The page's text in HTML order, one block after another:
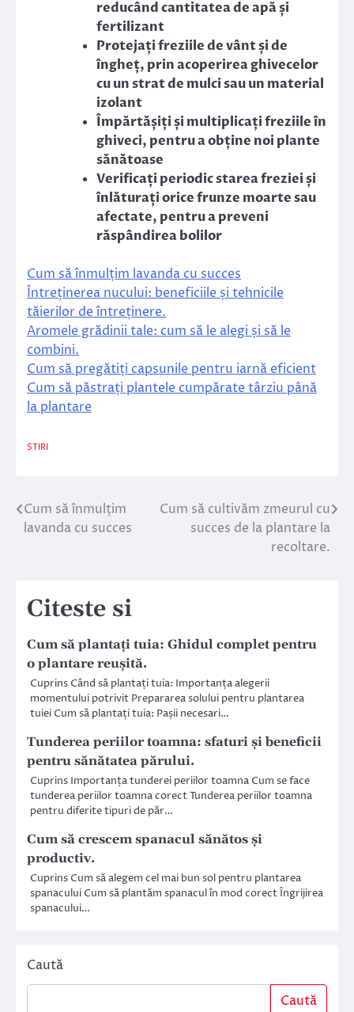
reducând cantitatea de apă și
fertilizant
Protejați freziile de vânt și de
îngheț, prin acoperirea ghivecelor
cu un strat de mulci sau un material
izolant
Împărtășiți și multiplicați freziile în
ghiveci, pentru a obține noi plante
sănătoase
Verificați periodic starea freziei și
înlăturați orice frunze moarte sau
afectate, pentru a preveni
răspândirea bolilor
Cum să înmulțim lavanda cu succes
Întreținerea nucului: beneficiile și tehnicile
tăierilor de întreținere.
Aromele grădinii tale: cum să le alegi și să le
combini.
Cum să pregătiți capsunile pentru iarnă eficient
Cum să păstrați plantele cumpărate târziu până
la plantare
STIRI
Navigare
Cum să înmulțim
lavanda cu succes
Cum să cultivăm zmeurul cu
succes de la plantare la
recoltare.
Citeste si
Cum să plantați tuia: Ghidul complet pentru
o plantare reușită.
Cuprins Când să plantați tuia: Importanța alegerii
momentului potrivit Prepararea solului pentru plantarea
tuiei Cum să plantați tuia: Pașii necesari…
Tunderea periilor toamna: sfaturi și beneficii
pentru sănătatea părului.
Cuprins Importanța tunderei periilor toamna Cum se face
tunderea periilor toamna corect Tunderea periilor toamna
pentru diferite tipuri de păr…
Cum să crescem spanacul sănătos și
productiv.
Cuprins Cum să alegem cel mai bun sol pentru plantarea
spanacului Cum să plantăm spanacul în mod corect Îngrijirea
spanacului…
Caută
Caută